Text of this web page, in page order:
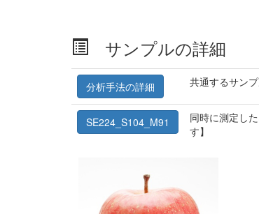
サンプルの詳細
分析手法の詳細 共通するサン
SE224_S104_M91 同時に測定し
す】